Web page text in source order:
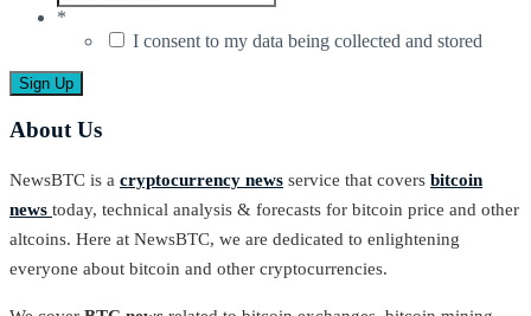
*
I consent to my data being collected and stored
About Us
NewsBTC is a cryptocurrency news service that covers bitcoin
news today, technical analysis & forecasts for bitcoin price and other
altcoins. Here at NewsBTC, we are dedicated to enlightening
everyone about bitcoin and other cryptocurrencies.